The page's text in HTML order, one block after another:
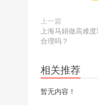
上一篇
上海马娟做高难
合理吗？
相关推荐
暂无内容！